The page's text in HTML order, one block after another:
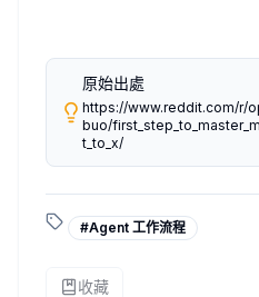
原始出處
https://www.reddit.com/r/
buo/
t_to_x/
#Agent 工作流程
收藏